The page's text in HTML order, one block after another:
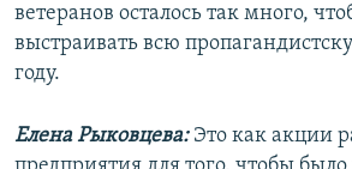
ветеранов осталось так много,
выстраивать всю
году.
Елена Рыковцева:Это как акции